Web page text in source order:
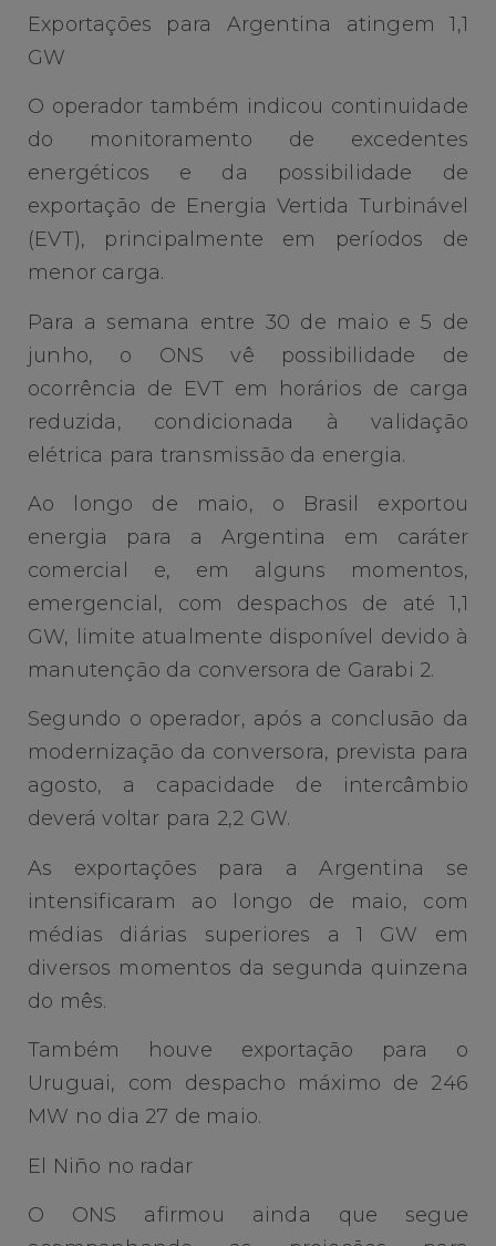
Exportações para Argentina atingem 1,1
GW
O operador também indicou continuidade
do monitoramento de excedentes
energéticos e da possibilidade de
exportação de Energia Vertida Turbinável
(EVT), principalmente em períodos de
menor carga.
Para a semana entre 30 de maio e 5 de
junho, o ONS vê possibilidade de
ocorrência de EVT em horários de carga
reduzida, condicionada à validação
elétrica para transmissão da energia.
Ao longo de maio, o Brasil exportou
energia para a Argentina em caráter
comercial e, em alguns momentos,
emergencial, com despachos de até 1,1
GW, limite atualmente disponível devido à
manutenção da conversora de Garabi 2.
Segundo o operador, após a conclusão da
modernização da conversora, prevista para
agosto, a capacidade de intercâmbio
deverá voltar para 2,2 GW.
As exportações para a Argentina se
intensificaram ao longo de maio, com
médias diárias superiores a 1 GW em
diversos momentos da segunda quinzena
do mês.
Também houve exportação para o
Uruguai, com despacho máximo de 246
MW no dia 27 de maio.
El Niño no radar
O ONS afirmou ainda que segue